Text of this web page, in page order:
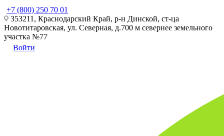
+7 (800) 250 70 01
353211, Краснодарский Край, р-н Динской, ст-ца
Новотитаровская, ул. Северная, д.700 м севернее земельного
участка №77
Войти